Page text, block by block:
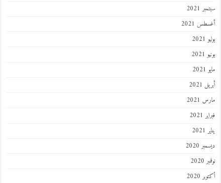
سبتمبر 2021
أغسطس 2021
يوليو 2021
يونيو 2021
مايو 2021
أبريل 2021
مارس 2021
فبراير 2021
يناير 2021
ديسمبر 2020
نوفمبر 2020
أكتوبر 2020